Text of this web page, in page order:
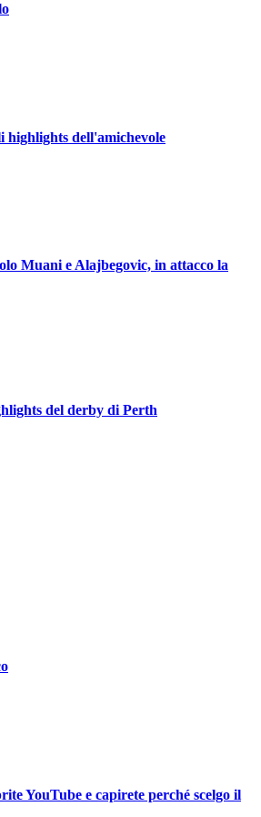
highlights dell'amichevole
Muani e Alajbegovic, in attacco la
del derby di Perth
YouTube e capirete perché scelgo il